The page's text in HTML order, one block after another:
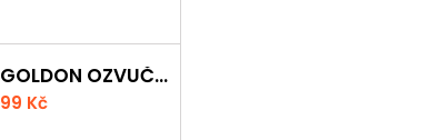
GOLDON OZVUČNÁ DŘÍVKA 18 X 200MM
99 Kč